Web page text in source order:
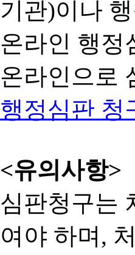
기관)이나
온라인 행정
온라인으로
행정심판 청
<유의사항>
심판청구는
여야 하며,